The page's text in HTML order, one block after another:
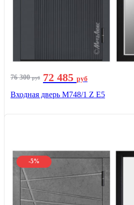
76 300руб 72 485 руб
Входная дверь М748/1 Z Е5
-5%